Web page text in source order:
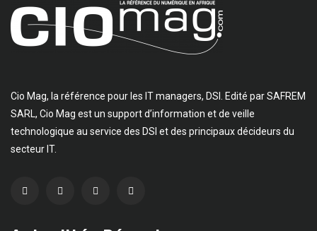
Cio Mag, la référence pour les IT managers, DSI. Edité par SAFREM
SARL, Cio Mag est un support d’information et de veille
technologique au service des DSI et des principaux décideurs du
secteur IT.